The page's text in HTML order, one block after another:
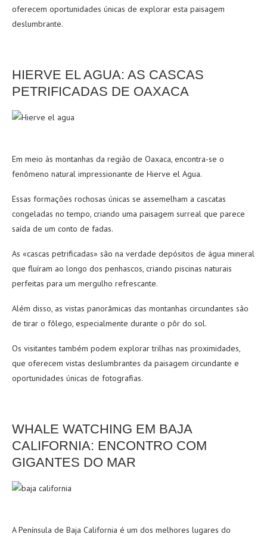
oferecem oportunidades únicas de explorar esta paisagem
deslumbrante.
HIERVE EL AGUA: AS CASCAS
PETRIFICADAS DE OAXACA
Em meio às montanhas da região de Oaxaca, encontra-se o
fenômeno natural impressionante de Hierve el Agua.
Essas formações rochosas únicas se assemelham a cascatas
congeladas no tempo, criando uma paisagem surreal que parece
saída de um conto de fadas.
As «cascas petrificadas» são na verdade depósitos de água mineral
que fluíram ao longo dos penhascos, criando piscinas naturais
perfeitas para um mergulho refrescante.
Além disso, as vistas panorâmicas das montanhas circundantes são
de tirar o fôlego, especialmente durante o pôr do sol.
Os visitantes também podem explorar trilhas nas proximidades,
que oferecem vistas deslumbrantes da paisagem circundante e
oportunidades únicas de fotografias.
WHALE WATCHING EM BAJA
CALIFORNIA: ENCONTRO COM
GIGANTES DO MAR
A Península de Baja California é um dos melhores lugares do